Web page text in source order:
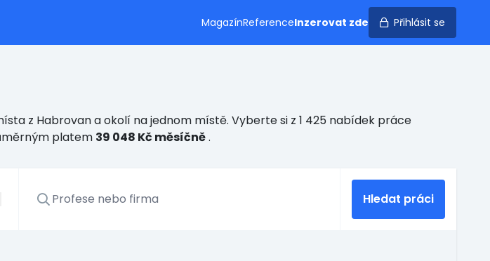
MagazínReferenceInzerovat zde Přihlásit se
z Habrovan a okolí na jednom místě. Vyberte si z 1 425 nabídek práce
platem 39 048 Kč měsíčně.
Hledat práci